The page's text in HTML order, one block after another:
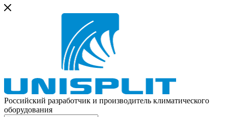
Российский разработчик и производитель климатического
оборудования